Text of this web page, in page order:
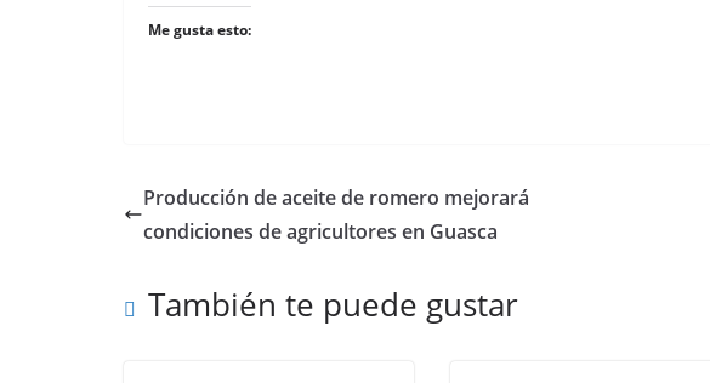
Me gusta esto:
Producción de aceite de romero mejorará
condiciones de agricultores en Guasca
También te puede gustar